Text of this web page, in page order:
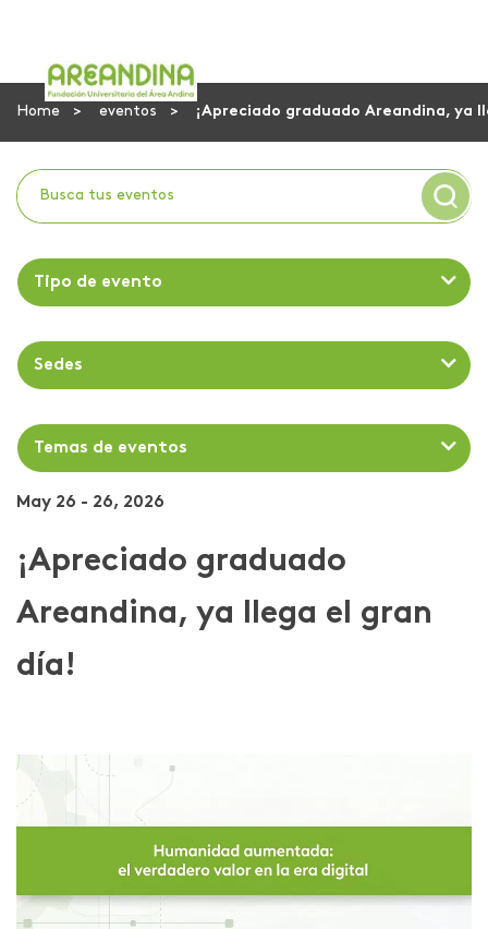
Home eventos ¡Apreciado graduado Areandina, ya
Tipo de evento
Sedes
Temas de eventos
May 26 - 26, 2026
¡Apreciado graduado
Areandina, ya llega el gran
día!